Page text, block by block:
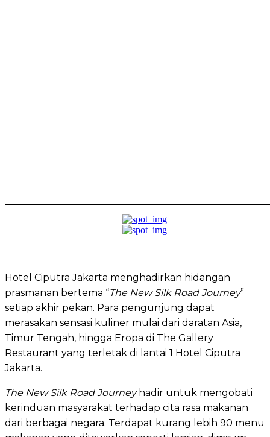
Hotel Ciputra Jakarta menghadirkan hidangan
prasmanan bertema “The New Silk Road Journey”
setiap akhir pekan. Para pengunjung dapat
merasakan sensasi kuliner mulai dari daratan Asia,
Timur Tengah, hingga Eropa di The Gallery
Restaurant yang terletak di lantai 1 Hotel Ciputra
Jakarta.
The New Silk Road Journeyhadir untuk mengobati
kerinduan masyarakat terhadap cita rasa makanan
dari berbagai negara. Terdapat kurang lebih 90 menu